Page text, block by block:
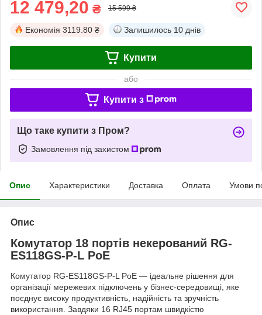
12 479,20 ₴ 15 599 ₴
Економія 3119.80 ₴ Залишилось 10 днів
Купити
або
Купити з
Що таке купити з Пром?
Замовлення під захистом
Опис Характеристики Доставка Оплата Умови
Опис
Комутатор 18 портів некерований RG-
ES118GS-P-L PoE
Комутатор RG-ES118GS-P-L PoE — ідеальне рішення для
організації мережевих підключень у бізнес-середовищі, яке
поєднує високу продуктивність, надійність та зручність
використання. Завдяки 16 RJ45 портам швидкістю